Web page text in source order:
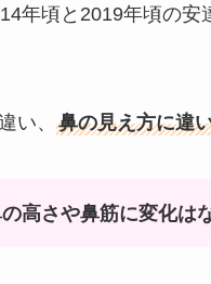
年頃と2019年頃の安
い、 鼻の見え方に違
高さや鼻筋に変化は